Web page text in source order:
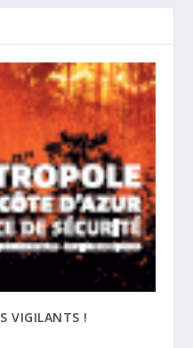
VIGILANTS !